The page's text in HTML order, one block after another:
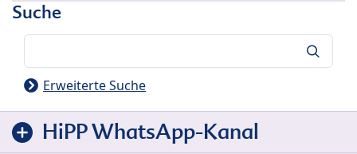
Suche
Erweiterte Suche
HiPP WhatsApp-Kanal